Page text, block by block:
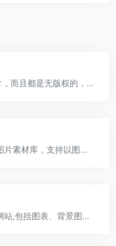
里面拥有超过150万张的超高清质量图片，而且都是无版权的，可以随意使用！不论个人使用还是商业用途，我们都可以使用该网站内的任何图片素材，而且这些素材无原作者署名要求
免费的免抠图片素材网站,png透明背景图片素材库，支持以图搜图功能，提供了海量的高质量免抠图片素材免费下载，专门为设计师搜索和分享优质的无背景图和剪贴画，用户无需注册即可免费下载使用。
专注于分享高质量的免费PPT模板下载网站,包括图表、背景图片、素材、教程等各类PPT模板相关资源。致力于打造国内最大最权威的PPT下载一站式服务平台